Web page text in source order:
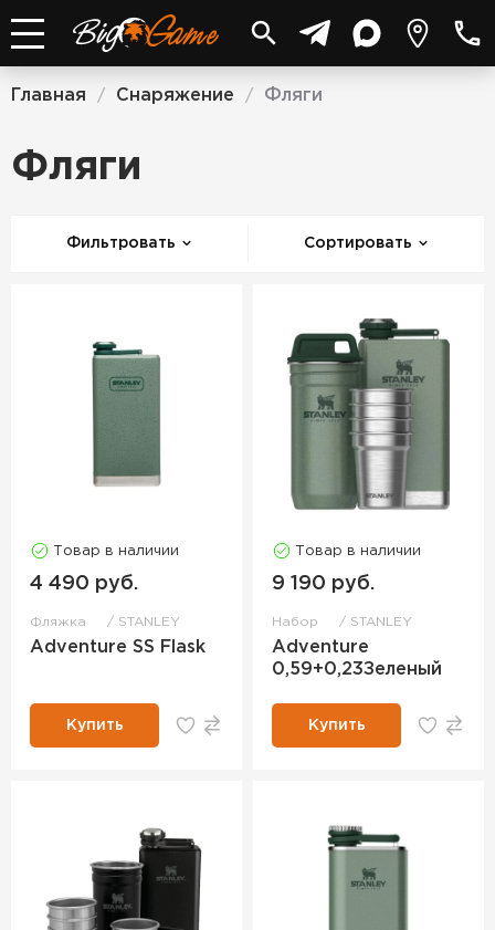
Главная / Снаряжение / Фляги
Фляги
Фильтровать Сортировать
Товар в наличии
4 490 руб.
Фляжка STANLEY
Adventure SS Flask
Купить
Товар в наличии
9 190 руб.
Набор STANLEY
Adventure
0,59+0,23Зеленый
Купить